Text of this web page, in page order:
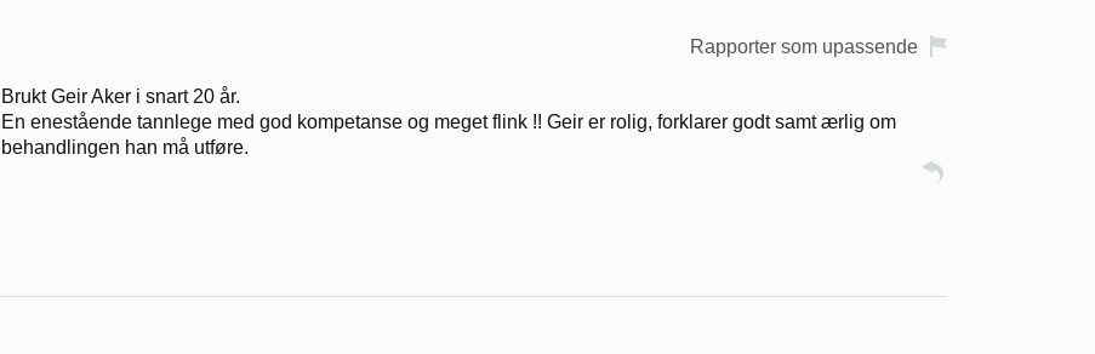
Rapporter som upassende
Brukt Geir Aker i snart 20 år.
En enestående tannlege med god kompetanse og meget flink !! Geir er rolig, forklarer godt samt ærlig om
behandlingen han må utføre.